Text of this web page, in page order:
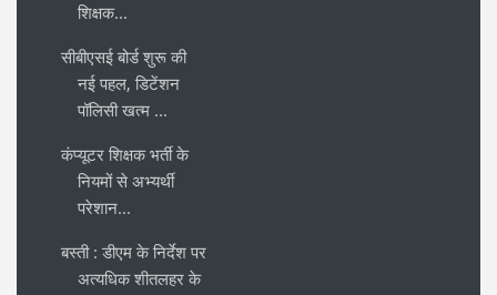
शिक्षक...
सीबीएसई बोर्ड शुरू की
नई पहल, डिटेंशन
पॉलिसी खत्म ...
कंप्यूटर शिक्षक भर्ती के
नियमों से अभ्यर्थी
परेशान...
बस्ती : डीएम के निर्देश पर
अत्यधिक शीतलहर के